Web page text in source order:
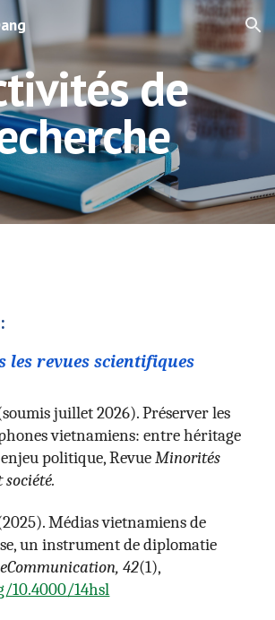
Skip to navigation
de
:
les revues scientifiques
juillet 2026). Préserver les
vietnamiens: entre héritage
politique, RevueMinorités
Médias vietnamiens de
un instrument de diplomatie
42(1),
14hsl